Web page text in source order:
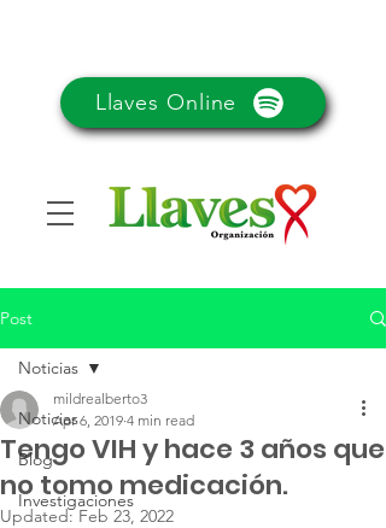
Llaves Online
Post
Noticias
Blog
Investigaciones
Noticias
Tengo VIH y hace 3 años que
no tomo medicación.
mildrealberto3
Apr 6, 2019 4 min read
Updated:Feb 23, 2022